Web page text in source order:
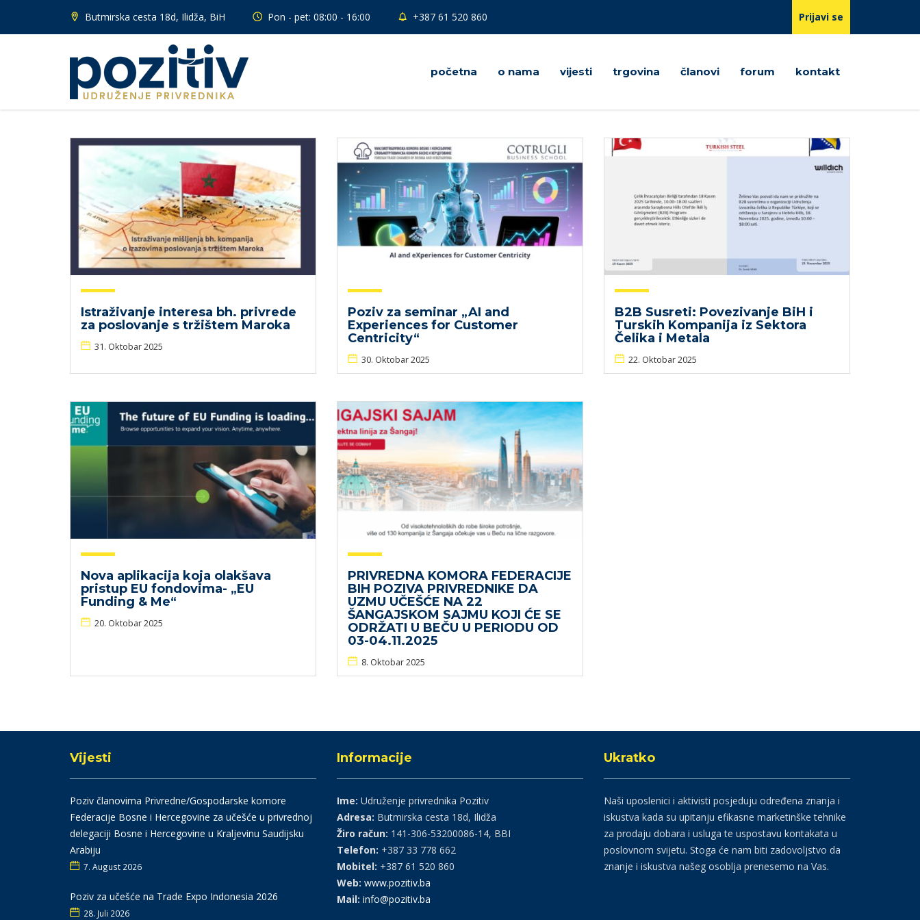
Butmirska cesta 18d, Ilidža, BiH Pon - pet: 08:00 - 16:00 +387 61 520 860 Prijavi se
početna o nama vijesti trgovina članovi forum kontakt
Istraživanje interesa bh. privrede
za poslovanje s tržištem Maroka
31. Oktobar 2025
Poziv za seminar „AI and
Experiences for Customer
Centricity“
30. Oktobar 2025
B2B Susreti: Povezivanje BiH i
Turskih Kompanija iz Sektora
Čelika i Metala
22. Oktobar 2025
Nova aplikacija koja olakšava
pristup EU fondovima- „EU
Funding & Me“
20. Oktobar 2025
PRIVREDNA KOMORA FEDERACIJE
BIH POZIVA PRIVREDNIKE DA
UZMU UČEŠĆE NA 22
ŠANGAJSKOM SAJMU KOJI ĆE SE
ODRŽATI U BEČU U PERIODU OD
03-04.11.2025
8. Oktobar 2025
Vijesti
Poziv članovima Privredne/Gospodarske komore
Federacije Bosne i Hercegovine za učešće u privrednoj
delegaciji Bosne i Hercegovine u Kraljevinu Saudijsku
Arabiju
7. August 2026
Poziv za učešće na Trade Expo Indonesia 2026
28. Juli 2026
Informacije
Ime: Udruženje privrednika Pozitiv
Adresa: Butmirska cesta 18d, Ilidža
Žiro račun: 141-306-53200086-14, BBI
Telefon: +387 33 778 662
Mobitel: +387 61 520 860
Web: www.pozitiv.ba
Mail: info@pozitiv.ba
Ukratko
Naši uposlenici i aktivisti posjeduju određena znanja i
iskustva kada su upitanju efikasne marketinške tehnike
za prodaju dobara i usluga te uspostavu kontakata u
poslovnom svijetu. Stoga će nam biti zadovoljstvo da
znanje i iskustva našeg osoblja prenesemo na Vas.